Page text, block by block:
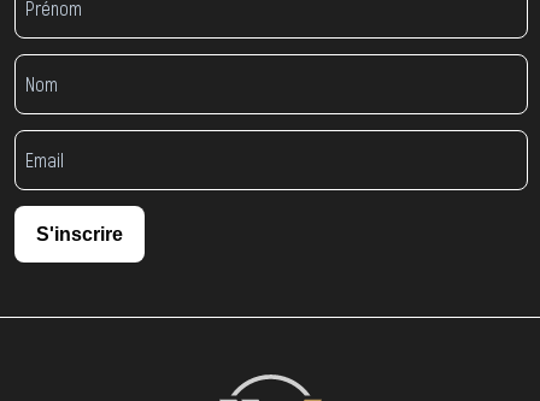
S'inscrire